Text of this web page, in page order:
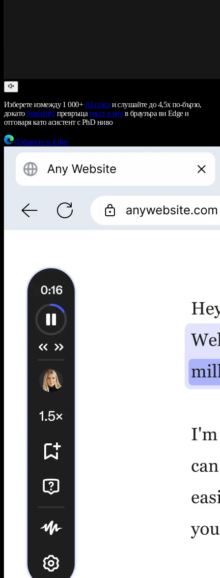
Изберете измежду 1 000+ AI гласа и слушайте до 4,5x по-бързо,
докато Speechifyпревръщатекст в речв браузъра ви Edge и
отговаря като асистент с PhD ниво
Добавете в Edge